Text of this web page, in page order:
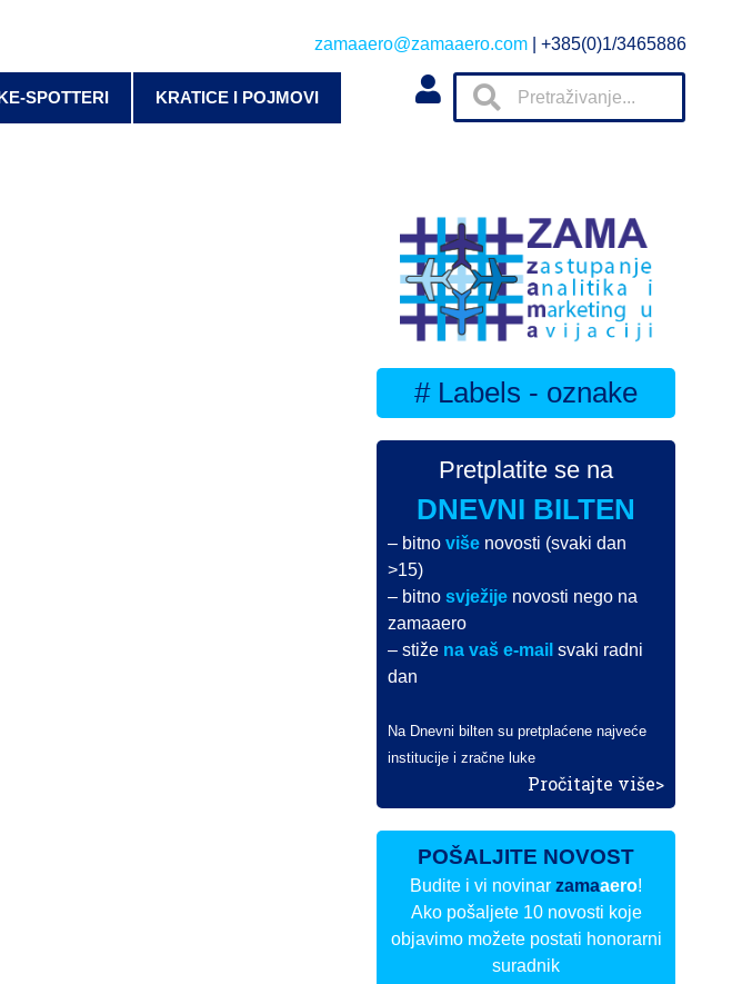
zamaaero@zamaaero.com | +385(0)1/3465886
SPOTTERI KRATICE I POJMOVI
# Labels - oznake
Pretplatite se na
DNEVNI BILTEN
– bitnoviše novosti (svaki dan
>15)
– bitnosvježije novosti nego na
zamaaero
– stiže na vaš e-mail svaki radni
dan
Na Dnevni bilten su pretplaćene najveće
institucije i zračne luke
Pročitajte više>
POŠALJITE NOVOST
Budite i vi novinarzamaaero!
Ako pošaljete 10 novosti koje
objavimo možete postati honorarni
suradnik